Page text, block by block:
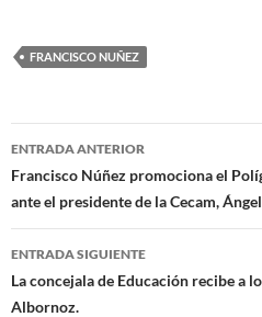
e
b
o
o
k
at
s
A
p
p
FRANCISCO NUÑEZ
Navegación
de
entradas
ENTRADA ANTERIOR
Francisco Núñez promociona el
ante el presidente de la Cecam,
ENTRADA SIGUIENTE
La concejala de Educación recibe a
Albornoz.